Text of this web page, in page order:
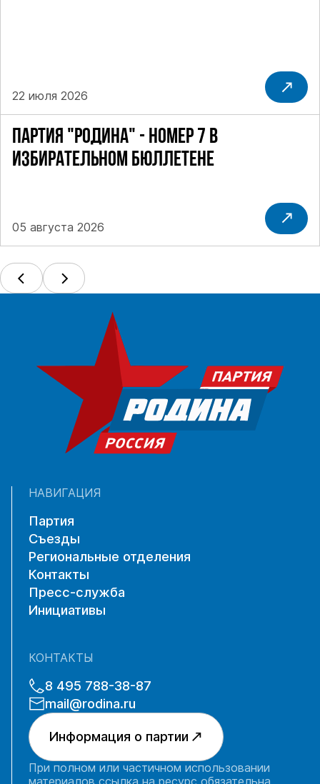
ПАРТИЯ "РОДИНА" - НОМЕР 7 В
ИЗБИРАТЕЛЬНОМ БЮЛЛЕТЕНЕ
05 августа 2026
22 июля 2026
НАВИГАЦИЯ
Партия
Съезды
Региональные отделения
Контакты
Пресс-служба
Инициативы
КОНТАКТЫ
8 495 788-38-87
mail@rodina.ru
Информация о партии
При полном или частичном использовании